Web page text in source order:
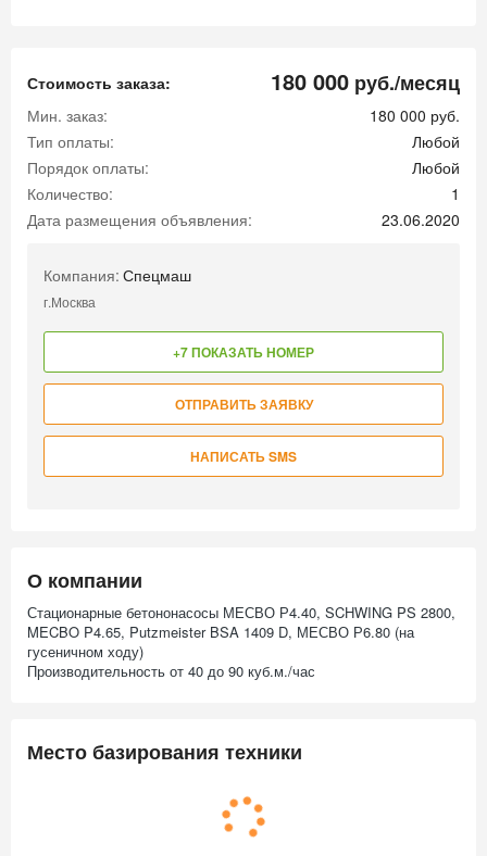
Стоимость заказа: 180 000 руб./месяц
Мин. заказ:
180 000 руб.
Тип оплаты:
Любой
Порядок оплаты:
Любой
Количество:
1
Дата размещения объявления:
23.06.2020
Компания: Спецмаш
г.Москва
+7 ПОКАЗАТЬ НОМЕР
ОТПРАВИТЬ ЗАЯВКУ
НАПИСАТЬ SMS
О компании
Стационарные бетононасосы МЕСВО Р4.40, SCHWING PS 2800,
MECBO P4.65, Putzmeister BSA 1409 D, МЕСВО Р6.80 (на
гусеничном ходу)
Производительность от 40 до 90 куб.м./час
Место базирования техники